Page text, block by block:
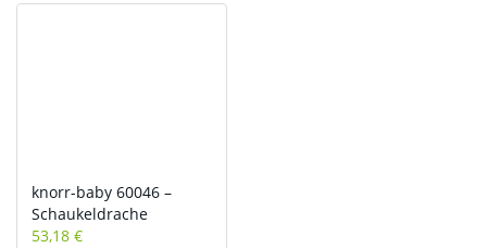
knorr-baby 60046 –
Schaukeldrache
53,18 €